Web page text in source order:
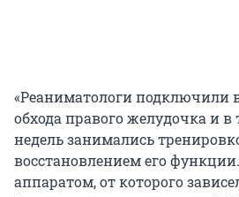
«Реаниматологи
обхода правого желудочка и в
недель занимались
восстановлением его
аппаратом, от которого